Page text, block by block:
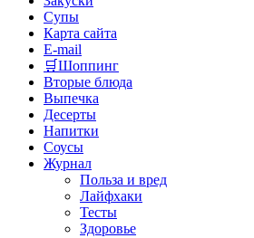
Супы
Карта сайта
E-mail
🛒Шоппинг
Вторые блюда
Выпечка
Десерты
Напитки
Соусы
Журнал
Польза и вред
Лайфхаки
Тесты
Здоровье